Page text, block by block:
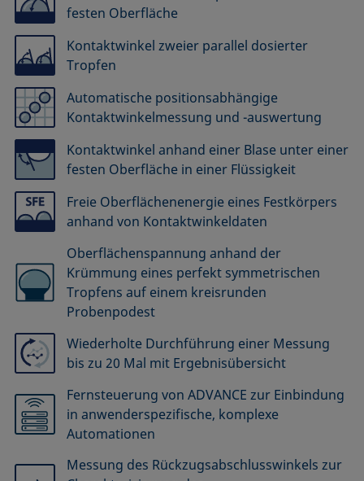
festen Oberfläche
Kontaktwinkel zweier parallel dosierter
Tropfen
Automatische positionsabhängige
Kontaktwinkelmessung und -auswertung
Kontaktwinkel anhand einer Blase unter einer
festen Oberfläche in einer Flüssigkeit
Freie Oberflächenenergie eines Festkörpers
anhand von Kontaktwinkeldaten
Oberflächenspannung anhand der
Krümmung eines perfekt symmetrischen
Tropfens auf einem kreisrunden
Probenpodest
Wiederholte Durchführung einer Messung
bis zu 20 Mal mit Ergebnisübersicht
Fernsteuerung von ADVANCE zur Einbindung
in anwenderspezifische, komplexe
Automationen
Messung des Rückzugsabschlusswinkels zur